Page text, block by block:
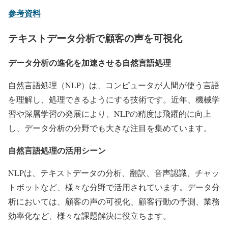
参考資料
テキストデータ分析で顧客の声を可視化
データ分析の進化を加速させる自然言語処理
自然言語処理（NLP）は、コンピュータが人間が使う言語
を理解し、処理できるようにする技術です。近年、機械学
習や深層学習の発展により、NLPの精度は飛躍的に向上
し、データ分析の分野でも大きな注目を集めています。
自然言語処理の活用シーン
NLPは、テキストデータの分析、翻訳、音声認識、チャッ
トボットなど、様々な分野で活用されています。データ分
析においては、顧客の声の可視化、顧客行動の予測、業務
効率化など、様々な課題解決に役立ちます。